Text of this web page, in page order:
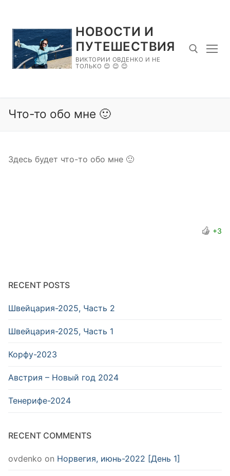
content
НОВОСТИ И
ПУТЕШЕСТВИЯ
ВИКТОРИИ ОВДЕНКО И НЕ
ТОЛЬКО 😊 😊 😊
Что-то обо мне 🙂
Здесь будет что-то обо мне 🙂
+3
RECENT POSTS
Швейцария-2025, Часть 2
Швейцария-2025, Часть 1
Корфу-2023
Австрия – Новый год 2024
Тенерифе-2024
RECENT COMMENTS
ovdenko on Норвегия, июнь-2022 [День 1]